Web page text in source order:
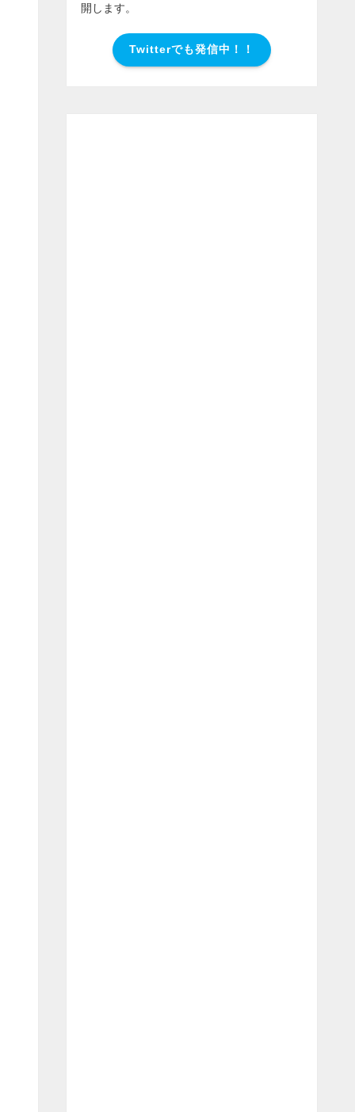
開します。
Twitterでも発信中！！